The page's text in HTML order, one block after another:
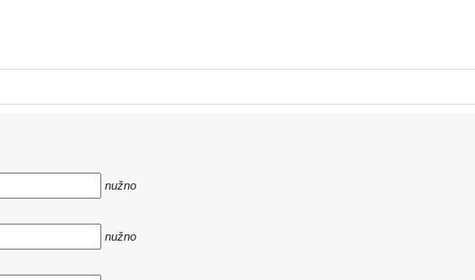
nužno
nužno